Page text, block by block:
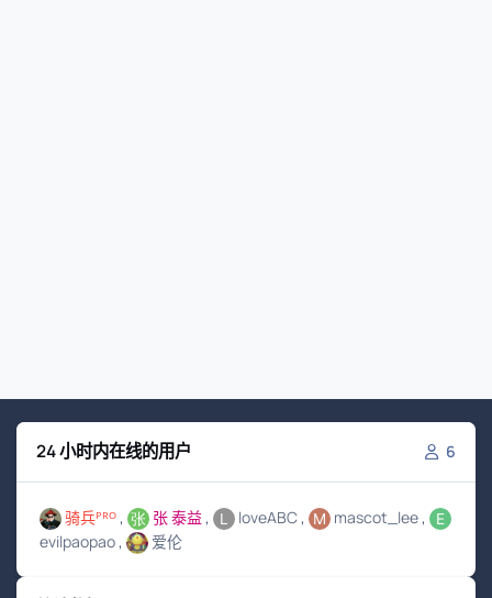
24 小时内在线的用户 6
骑兵ᴾᴿᴼ 张 泰益 loveABC
mascot_lee
evilpaopao
爱伦